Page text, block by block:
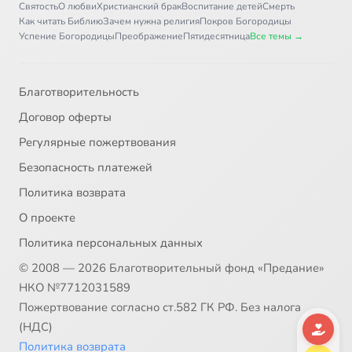
СвятостьО любвиХристианский бракВоспитание детейСмерть
Как читать БиблиюЗачем нужна религияПокров Богородицы
Успение БогородицыПреображениеПятидесятницаВсе темы →
Благотворительность
Договор оферты
Регулярные пожертвования
Безопасность платежей
Политика возврата
О проекте
Политика персональных данных
© 2008 — 2026 Благотворительный фонд «Предание»
НКО №7712031589
Пожертвование согласно ст.582 ГК РФ. Без налога
(НДС)
Политика возврата